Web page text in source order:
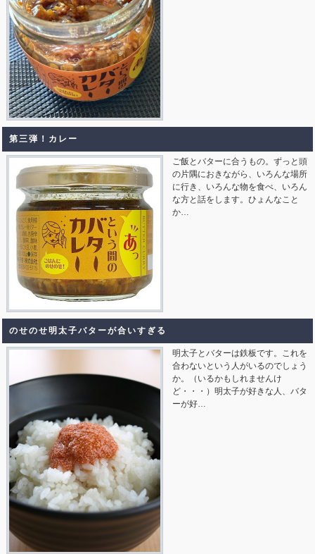
第三弾！カレー
ご飯とバターに合うもの。ずっと頭
の片隅におきながら、いろんな場所
に行き、いろんな物を食べ、いろん
な方と話をします。ひょんなこと
か…
のせのせ明太子バターが合いすぎる
明太子とバターは鉄板です。これを
合わないという人がいるのでしょう
か。（いるかもしれませんけ
ど・・・）明太子が好きな人、バタ
ーが好…